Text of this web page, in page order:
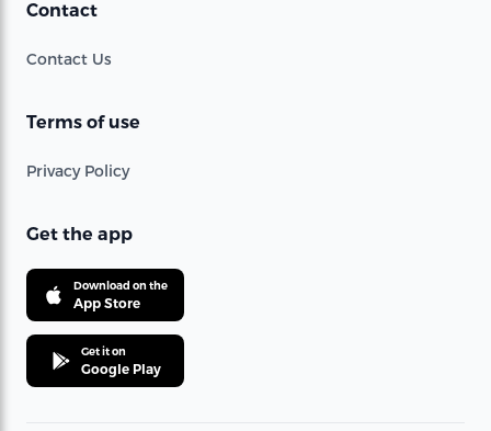
Contact
Contact Us
Terms of use
Privacy Policy
Get the app
Download on the
App Store
Get it on
Google Play